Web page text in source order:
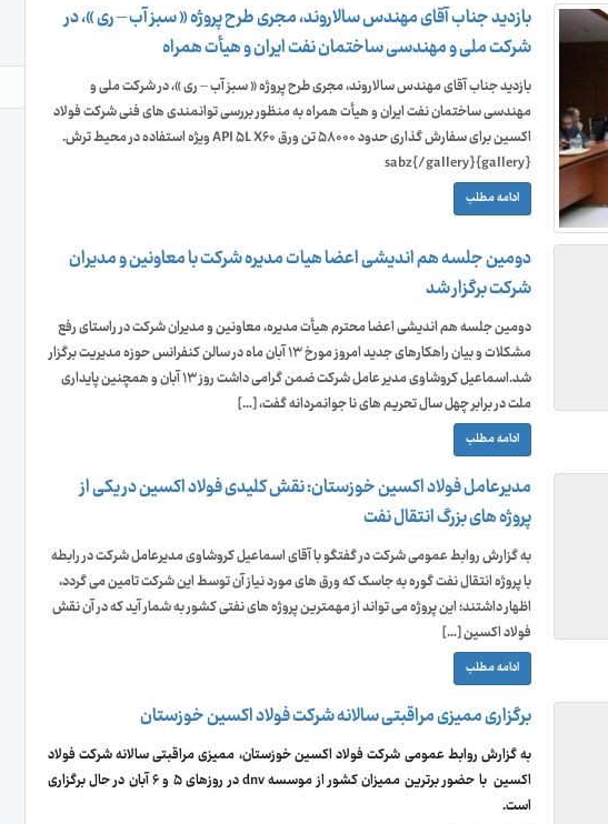
بازدید جناب آقای مهندس سالاروند، مجری طرح پروژه « سبز آب – ری »، در
شرکت ملی و مهندسی ساختمان نفت ایران و هیأت همراه
بازدید جناب آقای مهندس سالاروند، مجری طرح پروژه « سبز آب – ری »، در شرکت ملی و
مهندسی ساختمان نفت ایران و هیأت همراه به منظور بررسی توانمندی های فنی شرکت فولاد
اکسین برای سفارش گذاری حدود ۵۸۰۰۰ تن ورق API ۵L X۶۰ ویژه استفاده در محیط ترش.
{gallery}sabz{/gallery}
ادامه مطلب
دومین جلسه هم اندیشی اعضا هیات مدیره شرکت با معاونین و مدیران
شرکت برگزار شد
دومین جلسه هم اندیشی اعضا محترم هیأت مدیره، معاونین و مدیران شرکت در راستای رفع
مشکلات و بیان راهکارهای جدید امروز مورخ ۱۳ آبان ماه در سالن کنفرانس حوزه مدیریت برگزار
شد.اسماعیل کروشاوی مدیر عامل شرکت ضمن گرامی داشت روز ۱۳ آبان و همچنین پایداری
ملت در برابر چهل سال تحریم های نا جوانمردانه گفت، […]
ادامه مطلب
مدیرعامل فولاد اکسین خوزستان: نقش کلیدی فولاد اکسین در یکی از
پروژه های بزرگ انتقال نفت
به گزارش روابط عمومی شرکت در گفتگو با آقای اسماعیل کروشاوی مدیرعامل شرکت در رابطه
با پروژه انتقال نفت گوره به جاسک که ورق های مورد نیاز آن توسط این شرکت تامین می گردد،
اظهار داشتند؛ این پروژه می تواند از مهمترین پروژه های نفتی کشور به شمار آید که در آن نقش
فولاد اکسین […]
ادامه مطلب
برگزاری ممیزی مراقبتی سالانه شرکت فولاد اکسین خوزستان
به گزارش روابط عمومی شرکت فولاد اکسین خوزستان، ممیزی مراقبتی سالانه شرکت فولاد
اکسین با حضور برترین ممیزان کشور از موسسه dnv در روزهای ۵ و ۶ آبان در حال برگزاری
است.